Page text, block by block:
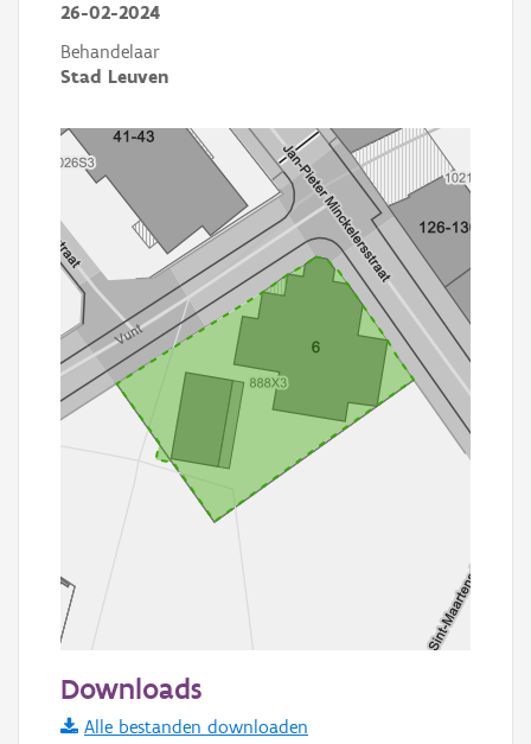
26-02-2024
Behandelaar
Stad Leuven
Informatie Vlaanderen
Downloads
Alle bestanden downloaden